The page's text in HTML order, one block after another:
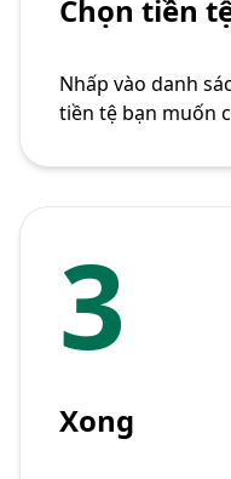
Chọn tiền
Nhấp vào danh
tiền tệ bạn muốn
3
Xong